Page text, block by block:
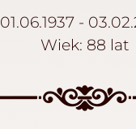
01.06.1937 -
Wiek: 88 lat